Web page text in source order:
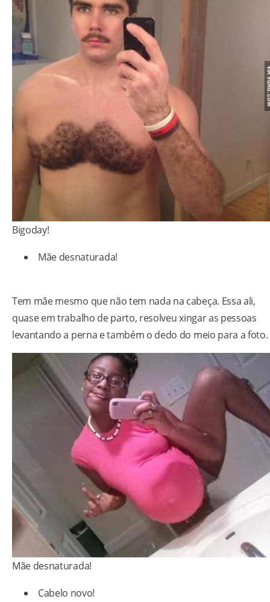
Bigoday!
Mãe desnaturada!
Tem mãe mesmo que não tem nada na cabeça. Essa ali,
quase em trabalho de parto, resolveu xingar as pessoas
levantando a perna e também o dedo do meio para a foto.
Mãe desnaturada!
Cabelo novo!